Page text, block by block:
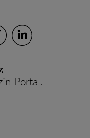
Portal.